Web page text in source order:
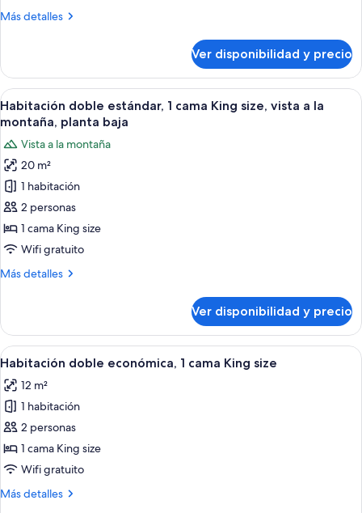
a
Más detalles
Más
cuádruple,
balcón,
vista
a
montaña
Ver disponibilidad y precio
Ver
todas
fotos
de
Habitación
doble
estándar,
1
King
a
la
montaña,
planta
baja
Habitación de hotel con dos camas,
8
Habitación doble estándar, 1 cama King size, vista a la
montaña, planta baja
Vista a la montaña
20 m²
1 habitación
2 personas
1 cama King size
Wifi gratuito
Más detalles
Más
doble
estándar,
1
King
size,
vista
a
la
montaña,
planta
baja
Ver disponibilidad y precio
Ver
todas
las
fotos
de
Habitación
doble
1
Habitación de hotel con cama,
5
Habitación doble económica, 1 cama King size
12 m²
1 habitación
2 personas
1 cama King size
Wifi gratuito
Más detalles
Más